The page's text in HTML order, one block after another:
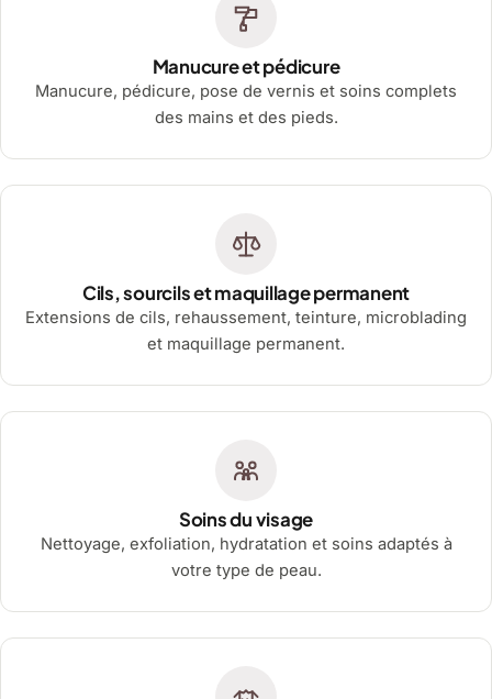
Manucure et pédicure
Manucure, pédicure, pose de vernis et soins complets
des mains et des pieds.
Cils, sourcils et maquillage permanent
Extensions de cils, rehaussement, teinture, microblading
et maquillage permanent.
Soins du visage
Nettoyage, exfoliation, hydratation et soins adaptés à
votre type de peau.